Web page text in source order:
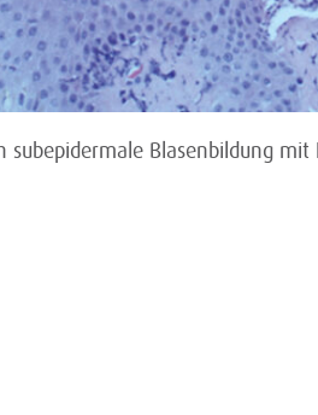
subepidermale Blasenbildung